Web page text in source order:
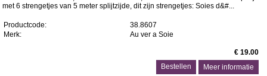
met 6 strengetjes van 5 meter splijtzijde, dit zijn strengetjes: Soies d&#...
Productcode:
38.8607
Merk:
Au ver a Soie
€ 19.00
Meer informatie